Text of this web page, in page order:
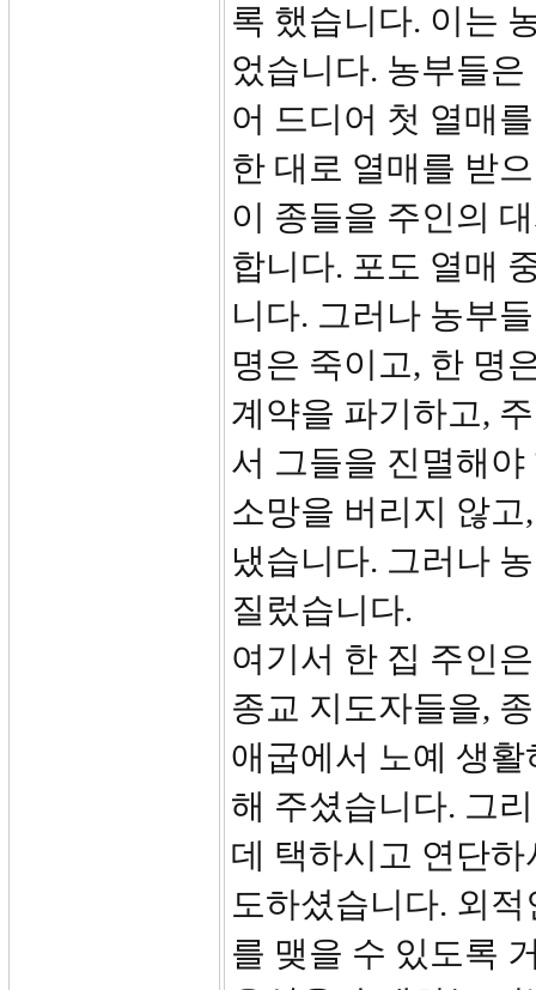
록 했습니다. 이는
었습니다. 농부들
어 드디어 첫 열매
한 대로 열매를 받
이 종들을 주인의
합니다. 포도 열매
니다. 그러나 농부
명은 죽이고, 한 명
계약을 파기하고,
서 그들을 진멸해
소망을 버리지 않
냈습니다. 그러나
질렀습니다.
여기서 한 집 주인
종교 지도자들을,
애굽에서 노예 생
해 주셨습니다. 그
데 택하시고 연단
도하셨습니다. 외
를 맺을 수 있도록